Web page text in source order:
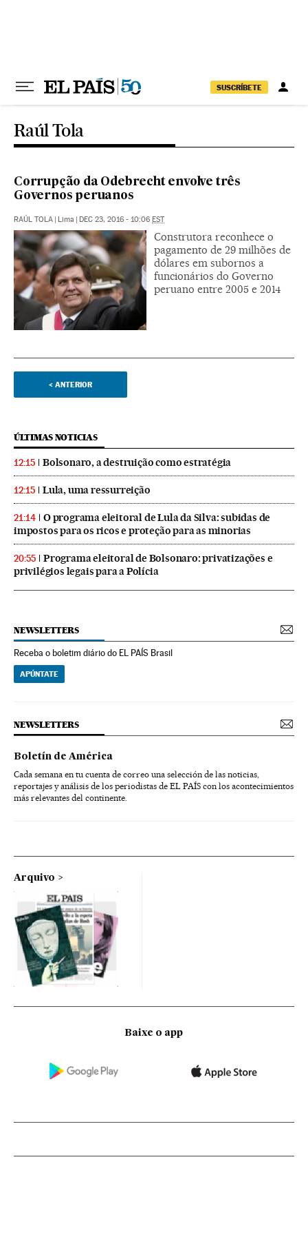
SUSCRÍBETE
Raúl Tola
Corrupção da Odebrecht envolve três
Governos peruanos
RAÚL TOLA | Lima | DEC 23, 2016 - 10:06 EST
Construtora reconhece o
pagamento de 29 milhões de
dólares em subornos a
funcionários do Governo
peruano entre 2005 e 2014
< ANTERIOR
ÚLTIMAS NOTICIAS
12:15 Bolsonaro, a destruição como estratégia
12:15 Lula, uma ressurreição
21:14
O programa eleitoral de Lula da Silva: subidas de
impostos para os ricos e proteção para as minorias
20:55
Programa eleitoral de Bolsonaro: privatizações e
privilégios legais para a Polícia
NEWSLETTERS
Receba o boletim diário do EL PAÍS Brasil
APÚNTATE
NEWSLETTERS
Boletín de América
Cada semana en tu cuenta de correo una selección de las noticias,
reportajes y análisis de los periodistas de EL PAÍS con los acontecimientos
más relevantes del continente.
Arquivo
Baixe o app